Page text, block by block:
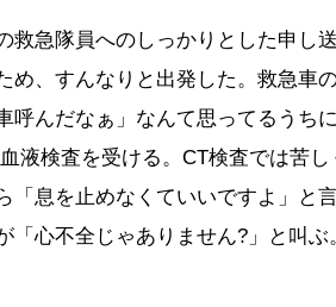
救急隊員へのしっかりとした申し
め、すんなりと出発した。救急車
呼んだなぁ」なんて思ってるうち
液検査を受ける。CT検査では苦
「息を止めなくていいですよ」と
「心不全じゃありません?」と叫